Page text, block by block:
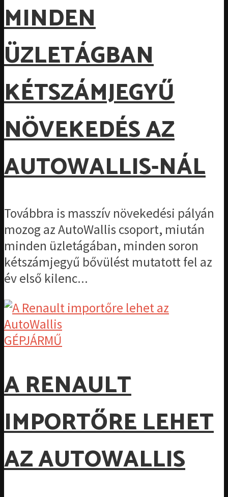
MINDEN
ÜZLETÁGBAN
KÉTSZÁMJEGYŰ
NÖVEKEDÉS AZ
AUTOWALLIS-NÁL
Továbbra is masszív növekedési pályán
mozog az AutoWallis csoport, miután
minden üzletágában, minden soron
kétszámjegyű bővülést mutatott fel az
év első kilenc...
GÉPJÁRMŰ
A RENAULT
IMPORTŐRE LEHET
AZ AUTOWALLIS